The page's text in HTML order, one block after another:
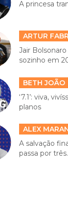
A princesa
ARTUR
Jair
sozinho em
BETH JOÃO
‘7.1’: viva,
planos
ALEX
A salvação
passa por